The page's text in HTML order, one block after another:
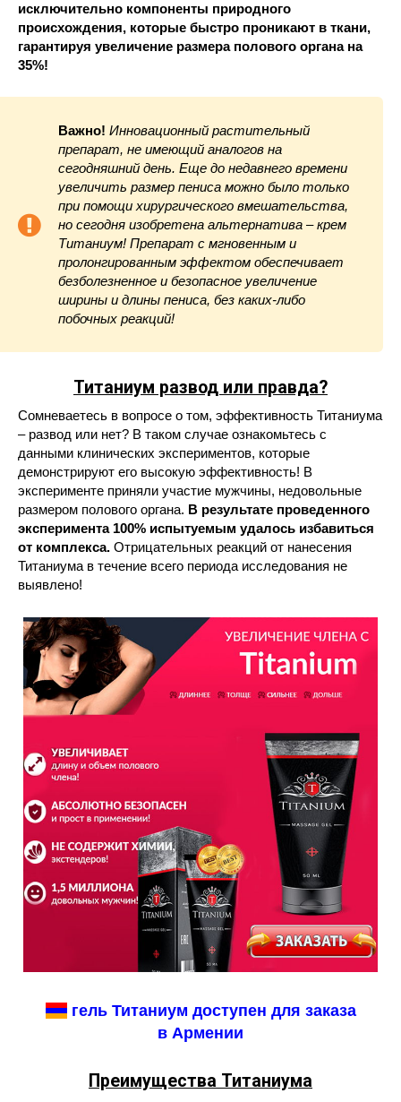
исключительно компоненты природного
происхождения, которые быстро проникают в ткани,
гарантируя увеличение размера полового органа на
35%!
Важно! Инновационный растительный
препарат, не имеющий аналогов на
сегодняшний день. Еще до недавнего времени
увеличить размер пениса можно было только
при помощи хирургического вмешательства,
но сегодня изобретена альтернатива – крем
Титаниум! Препарат с мгновенным и
пролонгированным эффектом обеспечивает
безболезненное и безопасное увеличение
ширины и длины пениса, без каких-либо
побочных реакций!
Титаниум развод или правда?
Сомневаетесь в вопросе о том, эффективность Титаниума
– развод или нет? В таком случае ознакомьтесь с
данными клинических экспериментов, которые
демонстрируют его высокую эффективность! В
эксперименте приняли участие мужчины, недовольные
размером полового органа. В результате проведенного
эксперимента 100% испытуемым удалось избавиться
от комплекса. Отрицательных реакций от нанесения
Титаниума в течение всего периода исследования не
выявлено!
гель Титаниум доступен для заказа
в Армении
Преимущества Титаниума